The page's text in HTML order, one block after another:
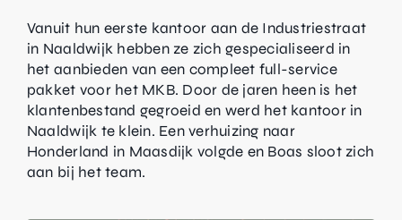
Vanuit hun eerste kantoor aan de Industriestraat
in Naaldwijk hebben ze zich gespecialiseerd in
het aanbieden van een compleet full-service
pakket voor het MKB. Door de jaren heen is het
klantenbestand gegroeid en werd het kantoor in
Naaldwijk te klein. Een verhuizing naar
Honderland in Maasdijk volgde en Boas sloot zich
aan bij het team.